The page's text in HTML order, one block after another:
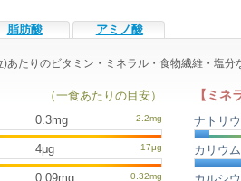
脂肪酸 アミノ酸
あたりのビタミン・ミネラル・食物繊維・塩分
（一食あたりの目安）
0.3mg
4μg
0.09mg
【ミネ
ナトリ
カリウム